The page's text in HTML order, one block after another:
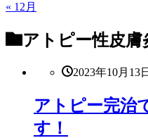
« 12月
アトピー性皮膚
2023年10月13日
アトピー完治
す！